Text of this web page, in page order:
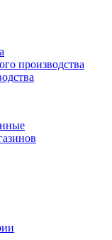
производства